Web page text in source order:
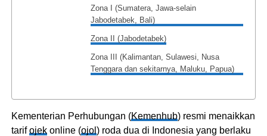
Zona I (Sumatera, Jawa-selain
Jabodetabek, Bali)
Zona II (Jabodetabek)
Zona III (Kalimantan, Sulawesi, Nusa
Tenggara dan sekitarnya, Maluku, Papua)
Kementerian Perhubungan (Kemenhub) resmi menaikkan
tarifojekonline (ojol ) roda dua di Indonesia yang berlaku